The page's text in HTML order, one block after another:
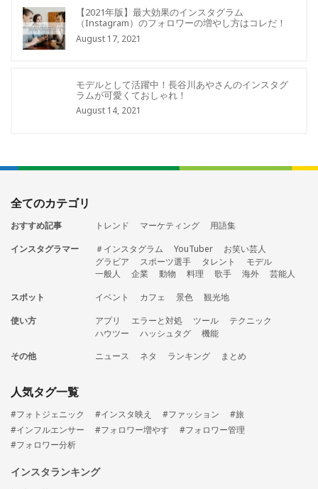
【2021年版】最大効果のインスタグラム
（Instagram）のフォロワーの増やし方はコレだ！
August 17, 2021
モデルとして活躍中！長谷川あやさんのインスタグ
ラムが可愛くておしゃれ！
August 14, 2021
全てのカテゴリ
おすすめ記事 トレンド マーケティング
用語集
インスタグラマー
＃インスタグラム YouTuber
お笑い芸人
グラビア
スポーツ選手 タレント
モデル
一般人
企業 動物 料理 歌手 海外
芸能人
スポット
イベント カフェ 景色
観光地
使い方
アプリ エラーと対処 ツール
テクニック
ハウツー
ハッシュタグ
機能
その他
ニュース ネタ ランキング まとめ
人気タグ一覧
#フォトジェニック #インスタ映え #ファッション
#旅
#インフルエンサー
#フォロワー増やす
#フォロワー管理
#フォロワー分析
インスタランキング